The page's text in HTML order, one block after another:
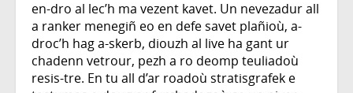
en-dro al lec’h ma vezent kavet. Un nevezadur all
a ranker menegiñ eo en defe savet plañioù, a-
droc’h hag a-skerb, diouzh al live ha gant ur
chadenn vetrour, pezh a ro deomp teuliadoù
resis-tre. En tu all d’ar roadoù stratisgrafek e